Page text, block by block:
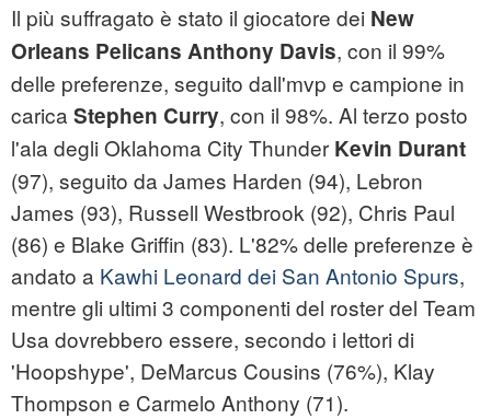
Il più suffragato è stato il giocatore dei New
Orleans Pelicans Anthony Davis, con il 99%
delle preferenze, seguito dall'mvp e campione in
carica Stephen Curry, con il 98%. Al terzo posto
l'ala degli Oklahoma City Thunder Kevin Durant
(97), seguito da James Harden (94), Lebron
James (93), Russell Westbrook (92), Chris Paul
(86) e Blake Griffin (83). L'82% delle preferenze è
andato a Kawhi Leonard dei San Antonio Spurs,
mentre gli ultimi 3 componenti del roster del Team
Usa dovrebbero essere, secondo i lettori di
'Hoopshype', DeMarcus Cousins (76%), Klay
Thompson e Carmelo Anthony (71).